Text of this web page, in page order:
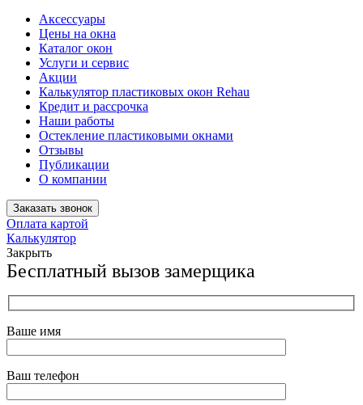
Аксессуары
Цены на окна
Каталог окон
Услуги и сервис
Акции
Калькулятор пластиковых окон Rehau
Кредит и рассрочка
Наши работы
Остекление пластиковыми окнами
Отзывы
Публикации
О компании
Заказать звонок
Оплата картой
Калькулятор
Закрыть
Бесплатный вызов замерщика
Ваше имя
Ваш телефон